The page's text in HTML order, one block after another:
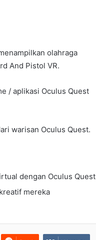
olahraga
And Pistol VR.
/ aplikasi Oculus Quest
warisan Oculus Quest.
dengan Oculus Quest
mereka